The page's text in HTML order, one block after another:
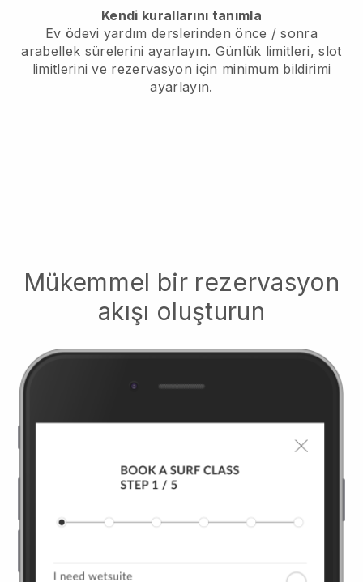
Kendi kurallarını tanımla
Ev ödevi yardım derslerinden önce / sonra
arabellek sürelerini ayarlayın. Günlük limitleri, slot
limitlerini ve rezervasyon için minimum bildirimi
ayarlayın.
Mükemmel bir rezervasyon
akışı oluşturun